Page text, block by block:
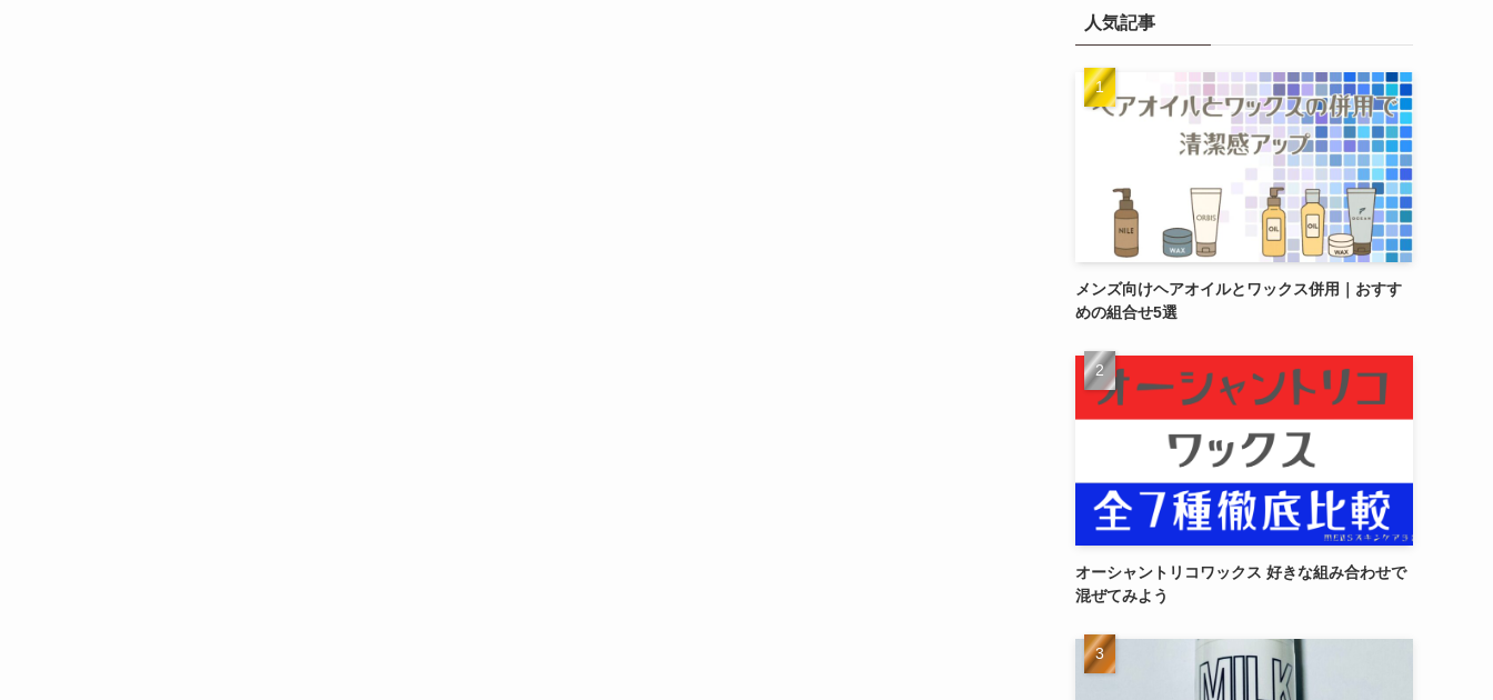
人気記事
メンズ向けヘアオイルとワックス併用｜おすす
めの組合せ5選
オーシャントリコワックス 好きな組み合わせで
混ぜてみよう